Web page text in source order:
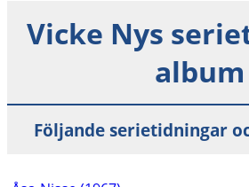
Vicke Nys
album
Följande serietidningar